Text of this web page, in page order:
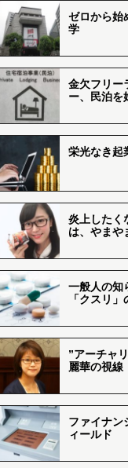
ゼロから始
学
金欠フリー
ー、民泊を
栄光なき起
炎上したく
は、やまや
一般人の知
「クスリ
”アーチャ
麗華の視線
ファイナン
ィールド